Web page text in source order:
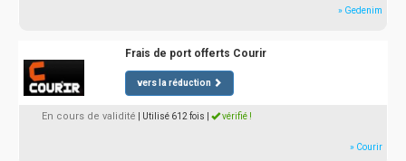
» Gedenim
Frais de port offerts Courir
vers la réduction
En cours de validité | Utilisé 612 fois vérifié !
» Courir